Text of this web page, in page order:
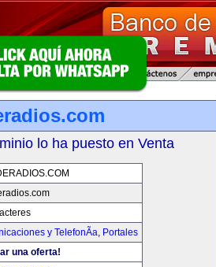
lo ha puesto en Venta
y TelefonÃ­a, Portales
una oferta!